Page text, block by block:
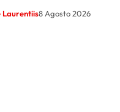
Laurentiis8 Agosto 2026